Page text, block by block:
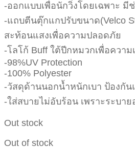
-ออกแบบเพื่อนักวิ่งโดยเฉพาะ มี
-แถบตีนตุ๊กแกปรับขนาด(Velco
สะท้อนแสงเพื่อความปลอดภัย
-โลโก้ Buff ใต้ปีกหมวกเพื่อควา
-98%UV Protection
-100% Polyester
-วัสดุด้านนอกน้ำหนักเบา ป้องกั
-ใส่สบายไม่อับร้อน เพราะระบา
Out stock
Out of stock